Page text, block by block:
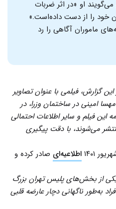
او «در اثر ضربات
خود را از دست داده‌است.»
ماموران آگاهی را رد
گزارش، فیلمی با عنوان تصاویر
امینی در ساختمان وزرا، در
فیلم و سایر اطلاعات احتمالی
می‌شوند، با دقت پیگیری
اطلاعیه‌ای صادر کرده و
از بخش‌های پلیس تهران بزرگ
به‌طور ناگهانی دچار عارضه قلبی